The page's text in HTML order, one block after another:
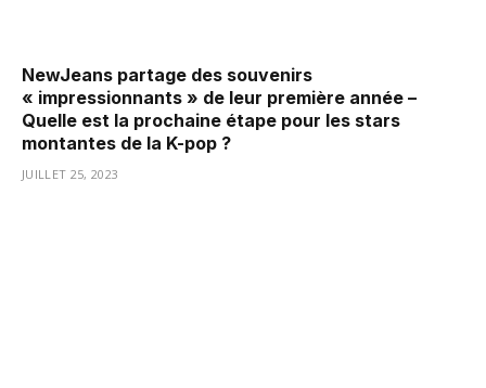
NewJeans partage des souvenirs
« impressionnants » de leur première année –
Quelle est la prochaine étape pour les stars
montantes de la K-pop ?
JUILLET 25, 2023